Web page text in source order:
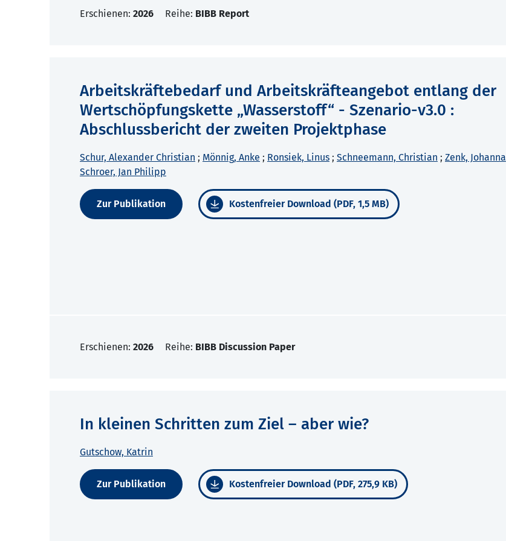
Erschienen: 2026 Reihe: BIBB Report
Arbeitskräftebedarf und Arbeitskräfteangebot entlang der
Wertschöpfungskette „Wasserstoff“ - Szenario-v3.0 :
Abschlussbericht der zweiten Projektphase
Schur, Alexander Christian ; Mönnig, Anke ; Ronsiek, Linus ; Schneemann, Christian ; Zenk, Johanna
Schroer, Jan Philipp
Zur Publikation Kostenfreier Download (PDF, 1,5 MB)
Erschienen: 2026 Reihe: BIBB Discussion Paper
In kleinen Schritten zum Ziel – aber wie?
Gutschow, Katrin
Zur Publikation Kostenfreier Download (PDF, 275,9 KB)